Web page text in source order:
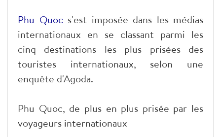
Phu Quoc s'est imposée dans les médias
internationaux en se classant parmi les
cinq destinations les plus prisées des
touristes internationaux, selon une
enquête d'Agoda.
Phu Quoc, de plus en plus prisée par les
voyageurs internationaux